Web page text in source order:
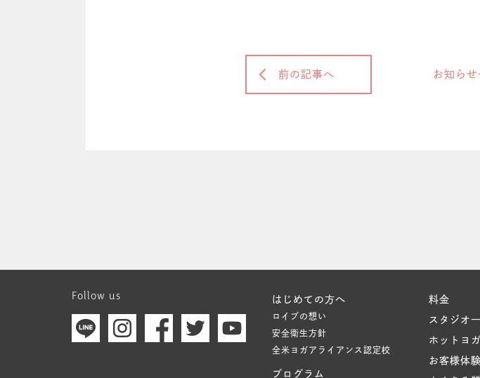
前の記事へ お知ら
Follow us はじめての方へ
ロイブの想い
安全衛生方針
全米ヨガアライアンス認定校
プログラム
料金
スタジオ
ホットヨ
お客様体